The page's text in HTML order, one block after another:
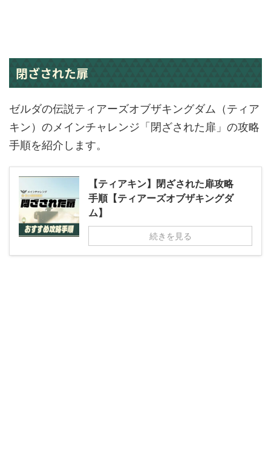
閉ざされた扉
ゼルダの伝説ティアーズオブザキングダム（ティア
キン）のメインチャレンジ「閉ざされた扉」の攻略
手順を紹介します。
【ティアキン】閉ざされた扉攻略
手順【ティアーズオブザキングダ
ム】
続きを見る